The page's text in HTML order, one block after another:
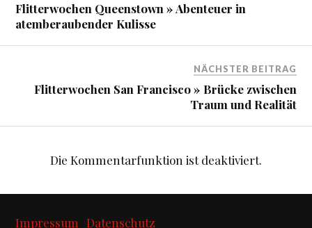
Flitterwochen Queenstown » Abenteuer in
atemberaubender Kulisse
NÄCHSTER BEITRAG
Flitterwochen San Francisco » Brücke zwischen
Traum und Realität
Die Kommentarfunktion ist deaktiviert.
Impressum Datenschutz